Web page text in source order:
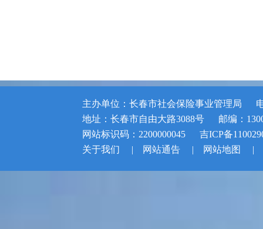
主办单位：长春市社会保险事业管理局
地址：长春市自由大路3088号
邮编：
网站标识码：2200000045
吉ICP备
关于我们
| 网站通告 | 网站地图 |